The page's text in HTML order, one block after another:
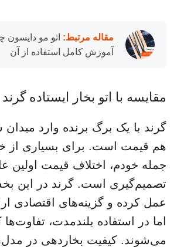
مقاله مرتبط: اتو مو
آموزش کامل استفاده از آن
مقایسه با اتو بخار ایستاده گرند
گرند با یک برگ برنده وارد
هم قیمت است. برای بسیاری از
جمله خودم، اختلاف قیمت اولین
تصمیم‌گیری است. گرند در این
عمل کرده و گزینه‌های اقتصادی‌
اما در استفاده بلندمدت،
می‌شوند. کیفیت بخاردهی در